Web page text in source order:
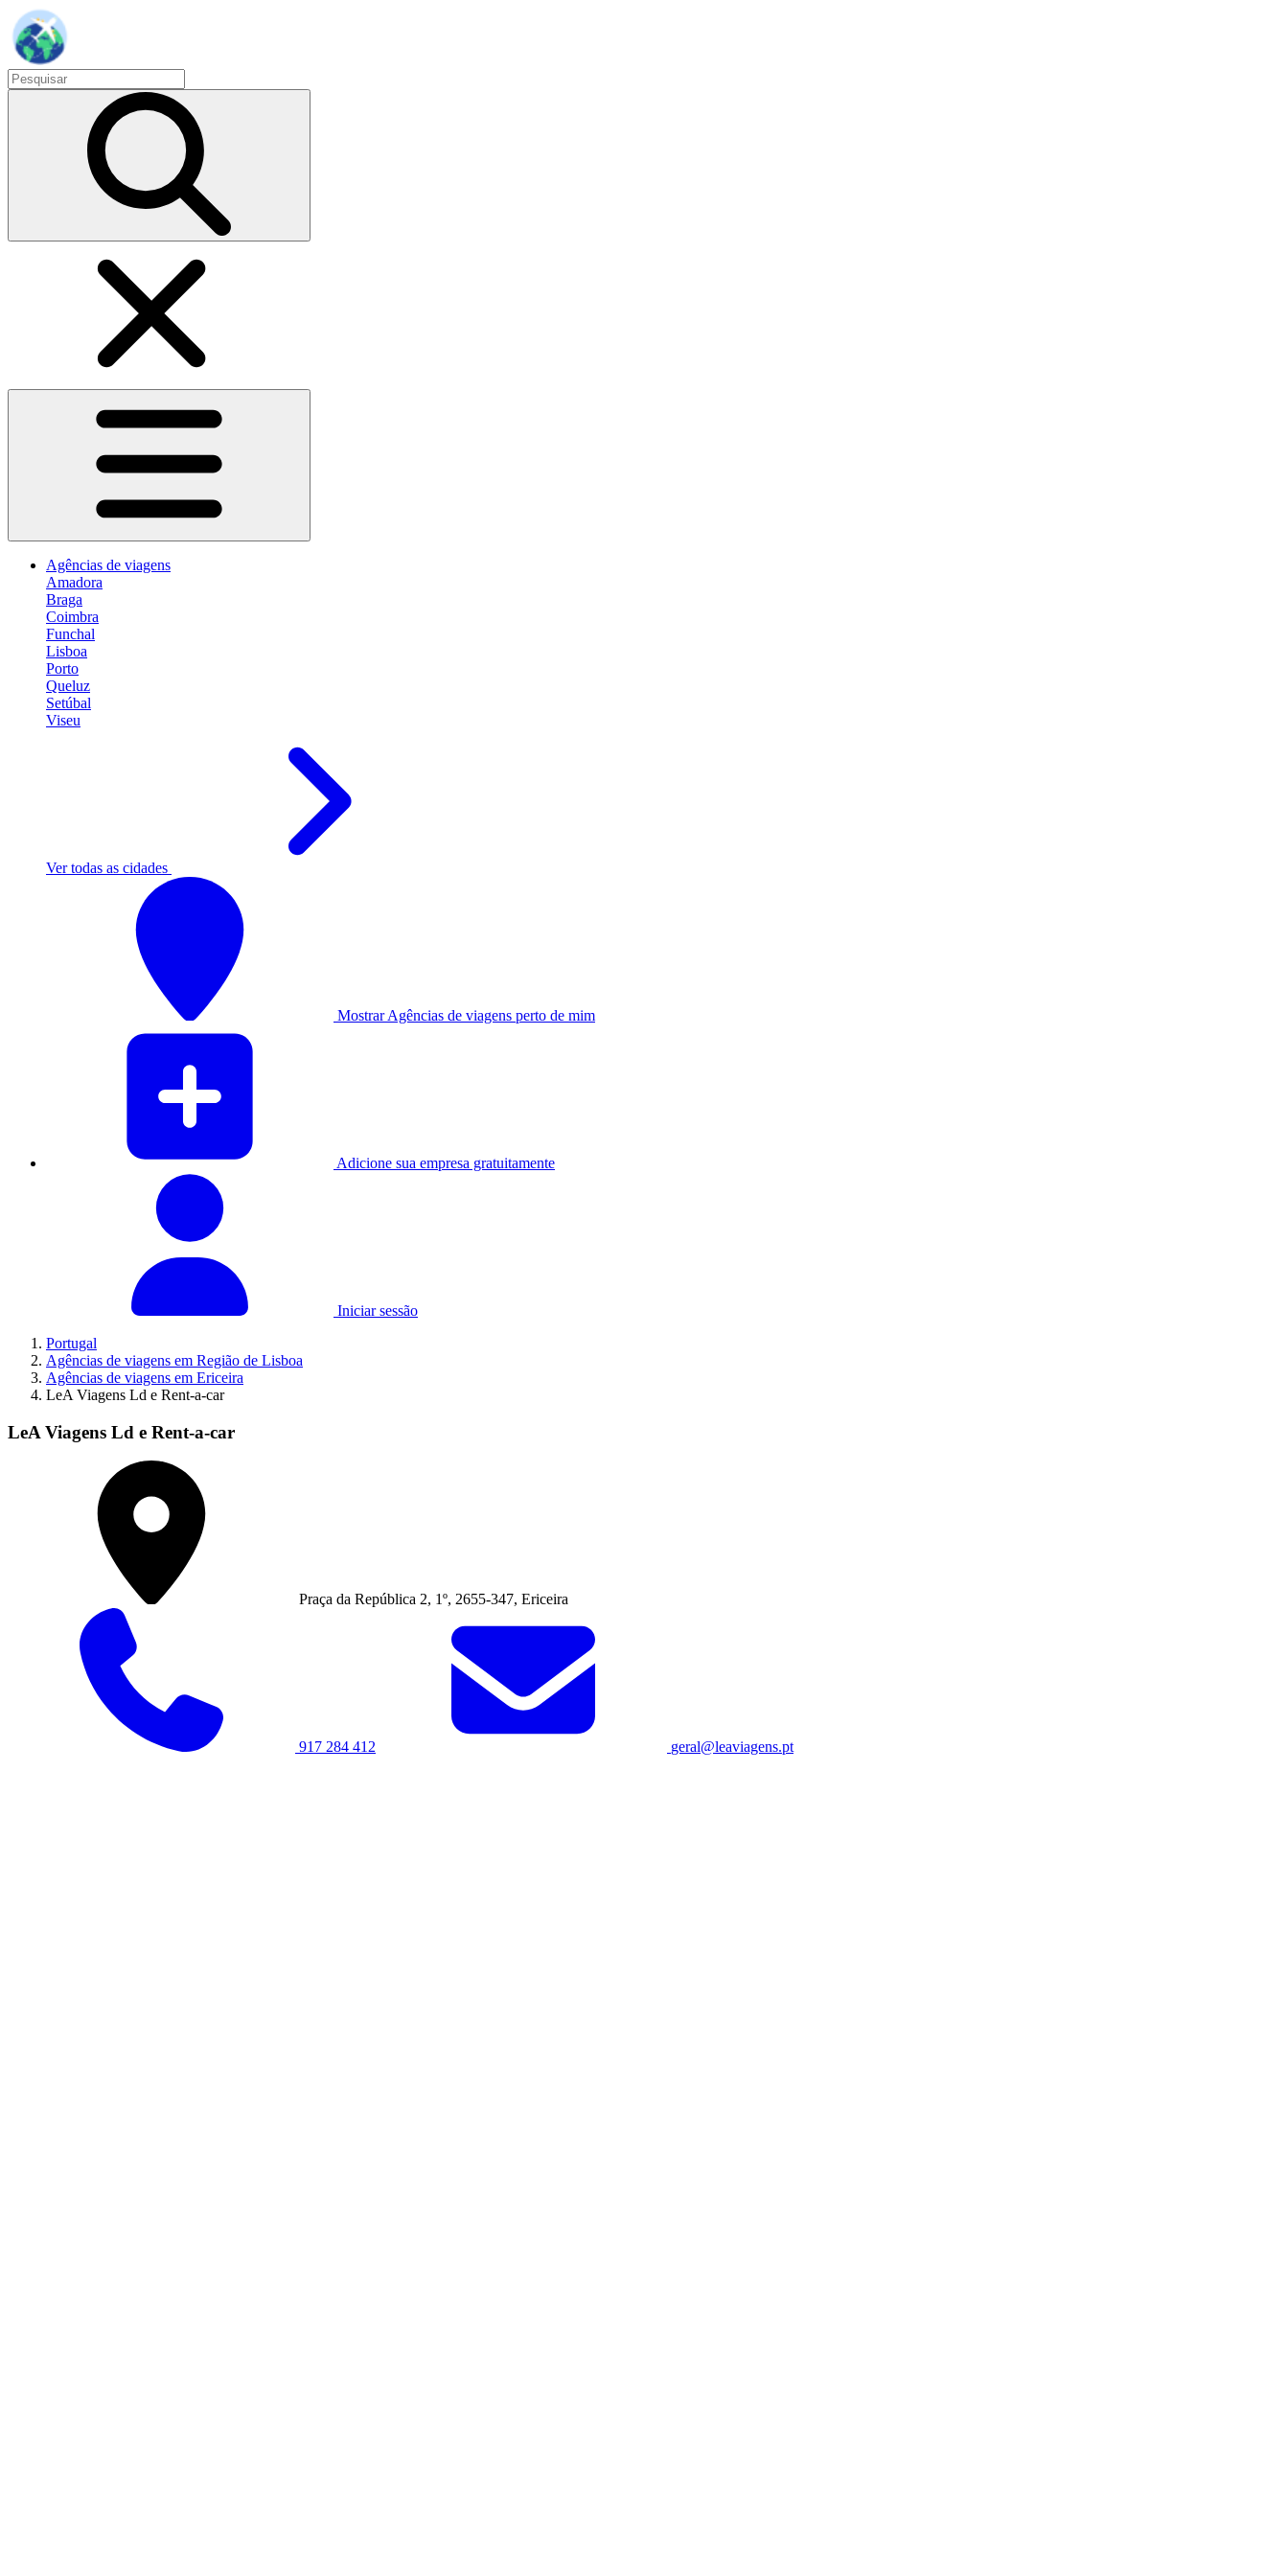
Agências de viagens
Amadora
Braga
Coimbra
Funchal
Lisboa
Porto
Queluz
Setúbal
Viseu
Ver todas as cidades
Mostrar Agências de viagens perto de mim
Adicione sua empresa gratuitamente
Iniciar sessão
Portugal
Agências de viagens em Região de Lisboa
Agências de viagens em Ericeira
LeA Viagens Ld e Rent-a-car
LeA Viagens Ld e Rent-a-car
Praça da República 2, 1º, 2655-347, Ericeira
917 284 412 geral@leaviagens.pt